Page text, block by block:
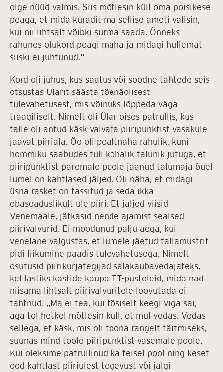
olge nüüd valmis. Siis mõtlesin küll oma poisikese
peaga, et mida kuradit ma sellise ameti valisin,
kui nii lihtsalt võibki surma saada. Õnneks
rahunes olukord peagi maha ja midagi hullemat
siiski ei juhtunud.“
Kord oli juhus, kus saatus või soodne tähtede seis
otsustas Ülarit säästa tõenäolisest
tulevahetusest, mis võinuks lõppeda väga
traagiliselt. Nimelt oli Ülar öises patrullis, kus
talle oli antud käsk valvata piiripunktist vasakule
jäävat piiriala. Öö oli pealtnäha rahulik, kuni
hommiku saabudes tuli kohalik talunik jutuga, et
piiripunktist paremale poole jäänud talumaja õuel
lumel on kahtlased jäljed. Oli näha, et midagi
üsna rasket on tassitud ja seda ikka
ebaseaduslikult üle piiri. Et jäljed viisid
Venemaale, jätkasid nende ajamist sealsed
piirivalvurid. Ei möödunud palju aega, kui
venelane valgustas, et lumele jäetud tallamustrit
pidi liikumine päädis tulevahetusega. Nimelt
osutusid piirikurjategijad salakaubavedajateks,
kel lastiks kastide kaupa TT-püstoleid, mida nad
niisama lihtsalt piirivalvuritele loovutada ei
tahtnud. „Ma ei tea, kui tõsiselt keegi viga sai,
aga tol hetkel mõtlesin küll, et mul vedas. Vedas
sellega, et käsk, mis oli toona rangelt täitmiseks,
suunas mind tööle piiripunktist vasemale poole.
Kui oleksime patrullinud ka teisel pool ning keset
ööd kahtlast piiriülest tegevust või jälgi